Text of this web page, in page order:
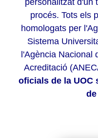
personalitzat d'un
procés. Tots els
homologats per
Sistema
l'Agència Nacional
Acreditació
oficials de la UOC